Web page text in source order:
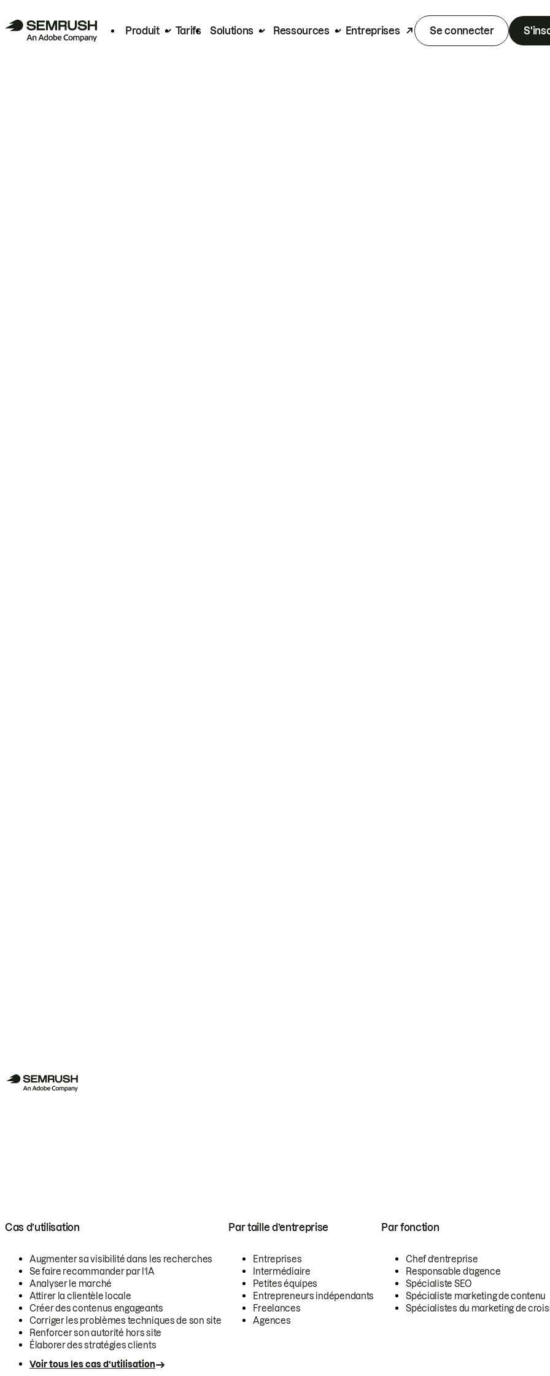
Produit Tarifs Solutions Ressources Entreprises Se connecter
Cas d’utilisation
Augmenter sa visibilité dans les recherches
Se faire recommander par l’IA
Analyser le marché
Attirer la clientèle locale
Créer des contenus engageants
Corriger les problèmes techniques de son site
Renforcer son autorité hors site
Élaborer des stratégies clients
Voir tous les cas d’utilisation
Par taille d’entreprise
Entreprises
Intermédiaire
Petites équipes
Entrepreneurs indépendants
Freelances
Agences
Par fonction
Chef d’entreprise
Responsable d’agence
Spécialiste SEO
Spécialiste marketing de contenu
Spécialistes du marketing de